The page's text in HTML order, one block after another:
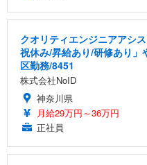
クオリティエンジニアアシ
祝休み/昇給あり/研修あり
区勤務/8451
株式会社NoID
神奈川県
月給29万円～36万円
正社員